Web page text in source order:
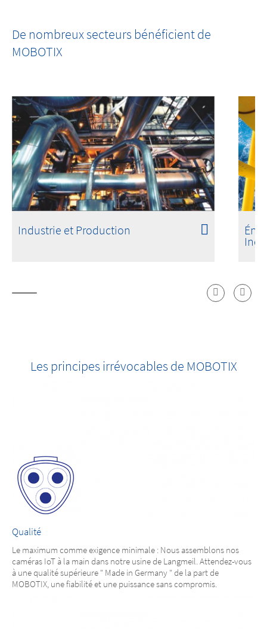
One Room. One Sensor. Full Care.
De nombreux secteurs bénéficient de
MOBOTIX
Industrie et Production
Les principes irrévocables de MOBOTIX
Qualité
Le maximum comme exigence minimale : Nous assemblons nos
caméras IoT à la main dans notre usine de Langmeil. Attendez-vous
à une qualité supérieure " Made in Germany " de la part de
MOBOTIX, une fiabilité et une puissance sans compromis.